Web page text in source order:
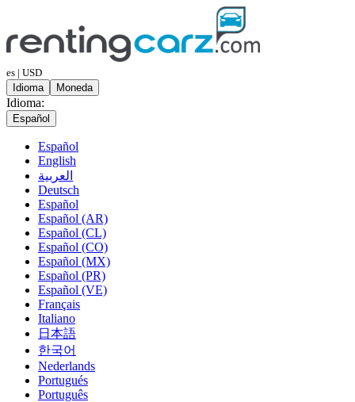
es | USD
Idioma
Moneda
Idioma:
Español
Español
English
العربية
Deutsch
Español
Español (AR)
Español (CL)
Español (CO)
Español (MX)
Español (PR)
Español (VE)
Français
Italiano
日本語
한국어
Nederlands
Portugués
Português